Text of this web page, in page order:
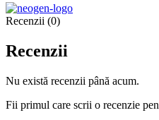
Recenzii (0)
Recenzii
Nu există recenzii până acum.
Fii primul care scrii o recenzie